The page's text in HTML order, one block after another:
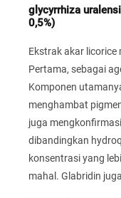
glycyrrhiza
0,5%)
Ekstrak akar
Pertama, sebagai
Komponen
menghambat
juga
dibandingkan
konsentrasi yang
mahal. Glabridin